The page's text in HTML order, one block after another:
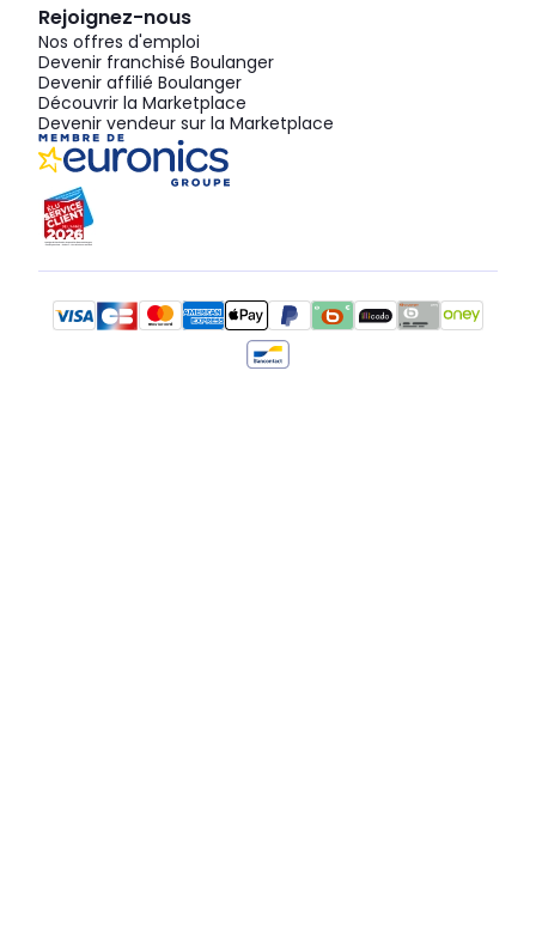
Rejoignez-nous
Nos offres d'emploi
Devenir franchisé Boulanger
Devenir affilié Boulanger
Découvrir la Marketplace
Devenir vendeur sur la Marketplace